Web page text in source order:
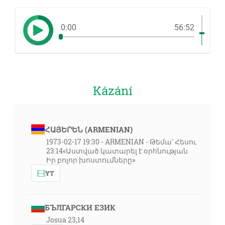
0:00 56:52
Kázání
ՀԱՅԵՐԵՆ (ARMENIAN)
1973-02-17 19:30 - ARMENIAN - Թեմա՝ Հեսու
23.14«Աստված կատարել է օրհնության
Իր բոլոր խոստումները»
YT
БЪЛГАРСКИ ЕЗИК
Josua 23,14